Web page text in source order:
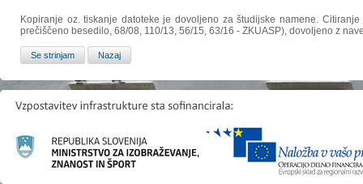
Kopiranje oz. tiskanje datoteke je dovoljeno za študijske namene.
prečiščeno besedilo, 68/08, 110/13, 56/15, 63/16 - ZKUASP), dovoljeno z